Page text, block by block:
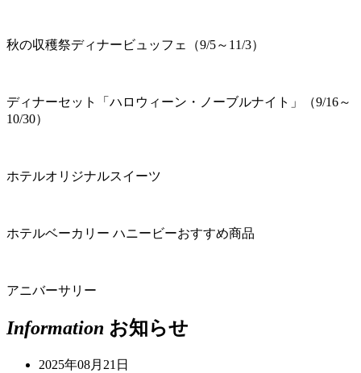
秋の収穫祭ディナービュッフェ（9/5～11/3）
ディナーセット「ハロウィーン・ノーブルナイト」（9/16～
10/30）
ホテルオリジナルスイーツ
ホテルベーカリー ハニービーおすすめ商品
アニバーサリー
Information お知らせ
2025年08月21日